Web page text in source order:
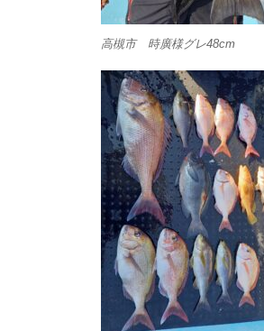
高槻市 時廣様グレ48cm